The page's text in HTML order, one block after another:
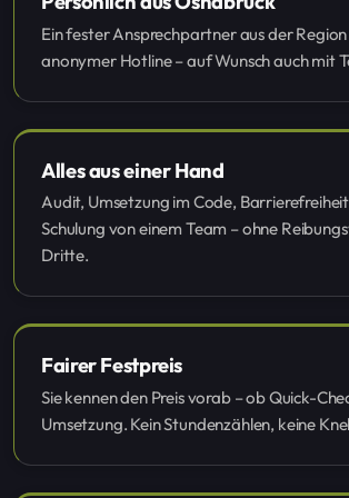
Ein fester Ansprechpartner aus der
anonymer Hotline – auf Wunsch auch mit
Alles aus einer Hand
Audit, Umsetzung im Code,
Schulung von einem Team – ohne
Dritte.
Fairer Festpreis
Sie kennen den Preis vorab – ob Quick-
Umsetzung. Kein Stundenzählen, keine